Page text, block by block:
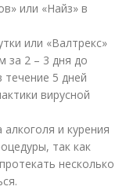
или «Найз» в
или «Валтрекс»
за 2 – 3 дня до
5 дней
вирусной
и курения
так как
несколько